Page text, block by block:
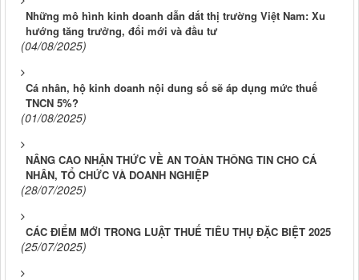
Những mô hình kinh doanh dẫn dắt thị trường Việt Nam: Xu
hướng tăng trưởng, đổi mới và đầu tư
(04/08/2025)
Cá nhân, hộ kinh doanh nội dung số sẽ áp dụng mức thuế
TNCN 5%?
(01/08/2025)
NÂNG CAO NHẬN THỨC VỀ AN TOÀN THÔNG TIN CHO CÁ
NHÂN, TỔ CHỨC VÀ DOANH NGHIỆP
(28/07/2025)
CÁC ĐIỂM MỚI TRONG LUẬT THUẾ TIÊU THỤ ĐẶC BIỆT 2025
(25/07/2025)